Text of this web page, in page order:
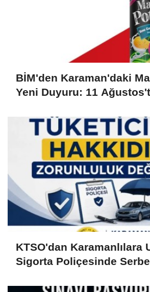
BİM'den Karaman'daki
Yeni Duyuru: 11
KTSO'dan Karamanlılara
Sigorta Poliçesinde